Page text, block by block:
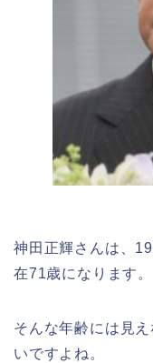
神田正輝さんは、
在71歳になります。
そんな年齢には見
いですよね。